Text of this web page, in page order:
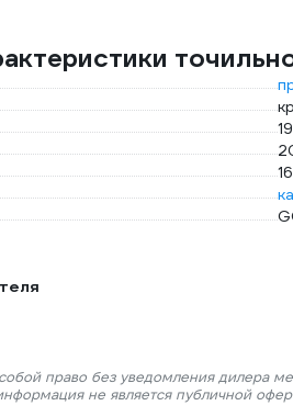
право без уведомления дилера
не является публичной